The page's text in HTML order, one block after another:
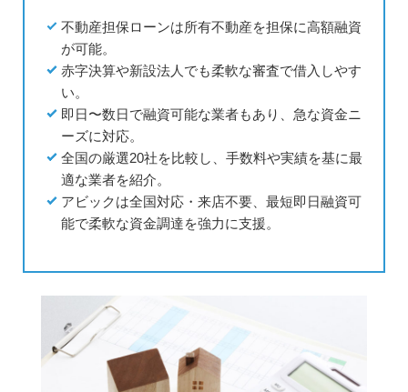
不動産担保ローンは所有不動産を担保に高額融資
が可能。
赤字決算や新設法人でも柔軟な審査で借入しやす
い。
即日〜数日で融資可能な業者もあり、急な資金ニ
ーズに対応。
全国の厳選20社を比較し、手数料や実績を基に最
適な業者を紹介。
アビックは全国対応・来店不要、最短即日融資可
能で柔軟な資金調達を強力に支援。